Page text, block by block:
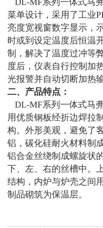
DL-MF系列一体式马
菜单设计，采用了工业
亮度宽视窗数字显示，
时或到设定温度后恒温
制，解决了温度过冲等
度后，仪表自行控制加
光报警并自动切断加
二、产品特点：
DL-MF系列一体式马
用优质钢板经折边焊拉
构。外形美观，避免了
铝，碳化硅耐火材料制
铝合金丝绕制成螺旋状
下、左、右的丝槽中。
结构，内炉与炉壳之间
制品砌筑为保温层。